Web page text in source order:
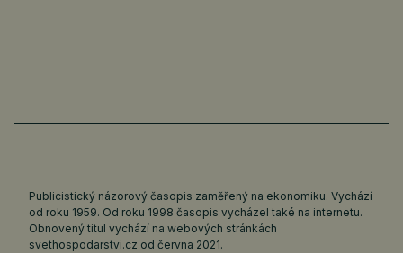
Publicistický názorový časopis zaměřený na ekonomiku. Vychází
od roku 1959. Od roku 1998 časopis vycházel také na internetu.
Obnovený titul vychází na webových stránkách
svethospodarstvi.cz od června 2021.